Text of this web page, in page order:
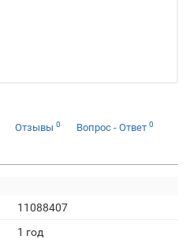
Отзывы 0 Вопрос - Ответ 0
11088407
1 год